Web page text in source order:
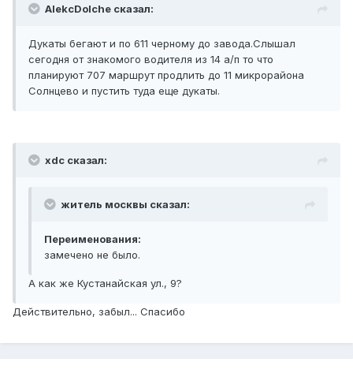
AlekcDolche сказал:
Дукаты бегают и по 611 черному до завода.Слышал
сегодня от знакомого водителя из 14 а/п то что
планируют 707 маршрут продлить до 11 микрорайона
Солнцево и пустить туда еще дукаты.
xdc сказал:
житель москвы сказал:
Переименования:
замечено не было.
А как же Кустанайская ул., 9?
Действительно, забыл... Спасибо